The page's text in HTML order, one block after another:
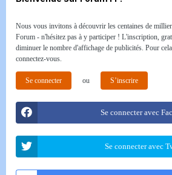
Nous vous invitons à découvrir les centaines de
Forum - n'hésitez pas à y participer ! L'inscription,
diminuer le nombre d'affichage de publicités. Pour
connectez-vous.
Se connecter ou S’inscrire
Se connecter avec
Se connecter avec